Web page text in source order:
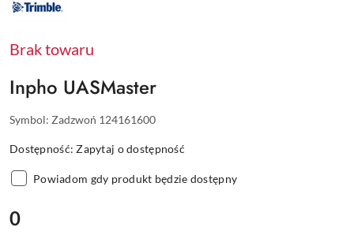
PRODUCENTA:
Brak towaru
Inpho UASMaster
Symbol: Zadzwoń 124161600
Dostępność:Zapytaj o dostępność
Powiadom gdy produkt będzie dostępny
cena:
0